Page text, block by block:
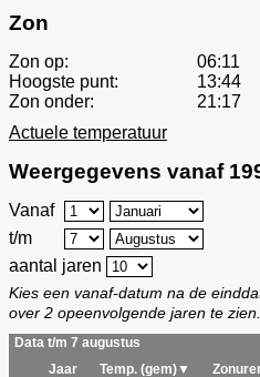
Zon
Zon op:
06:11
Hoogste punt:
13:44
Zon onder:
21:17
Actuele temperatuur
Weergegevens vanaf
Vanaf
t/m
aantal jaren
Kies een vanaf-datum na de
over 2 opeenvolgende jaren te zien.
Data t/m 7 augustus
Jaar
Temp. (gem)▼